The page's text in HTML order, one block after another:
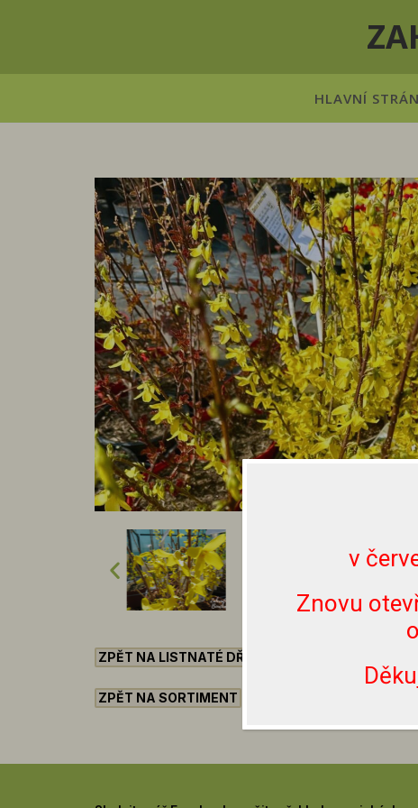
HLAVNÍ
ZPĚT NA LISTNATÉ DŘEVINY
ZPĚT NA SORTIMENT
v
Znovu